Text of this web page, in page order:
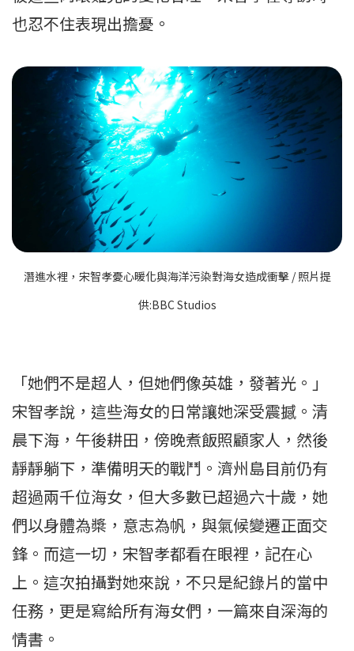
也忍不住表現出擔憂。
潛進水裡，宋智孝憂心暖化與海洋污染對海女造成衝擊 / 照片提
供:BBC Studios
「她們不是超人，但她們像英雄，發著光。」
宋智孝說，這些海女的日常讓她深受震撼。清
晨下海，午後耕田，傍晚煮飯照顧家人，然後
靜靜躺下，準備明天的戰鬥。濟州島目前仍有
超過兩千位海女，但大多數已超過六十歲，她
們以身體為槳，意志為帆，與氣候變遷正面交
鋒。而這一切，宋智孝都看在眼裡，記在心
上。這次拍攝對她來說，不只是紀錄片的當中
任務，更是寫給所有海女們，一篇來自深海的
情書。